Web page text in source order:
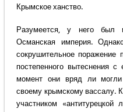
Крымское ханство.
Разумеется, у него был
Османская империя.
сокрушительное
постепенного вытеснения с
момент они вряд ли
своему крымскому вассалу.
участником